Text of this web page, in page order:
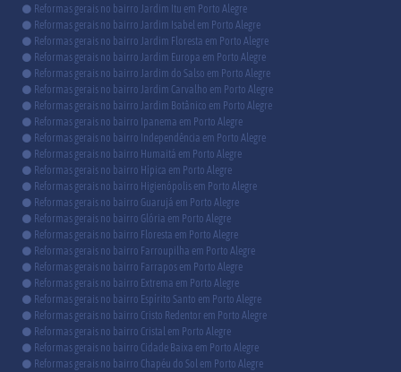
Reformas gerais no bairro Jardim Itu em Porto Alegre
Reformas gerais no bairro Jardim Isabel em Porto Alegre
Reformas gerais no bairro Jardim Floresta em Porto Alegre
Reformas gerais no bairro Jardim Europa em Porto Alegre
Reformas gerais no bairro Jardim do Salso em Porto Alegre
Reformas gerais no bairro Jardim Carvalho em Porto Alegre
Reformas gerais no bairro Jardim Botânico em Porto Alegre
Reformas gerais no bairro Ipanema em Porto Alegre
Reformas gerais no bairro Independência em Porto Alegre
Reformas gerais no bairro Humaitá em Porto Alegre
Reformas gerais no bairro Hípica em Porto Alegre
Reformas gerais no bairro Higienópolis em Porto Alegre
Reformas gerais no bairro Guarujá em Porto Alegre
Reformas gerais no bairro Glória em Porto Alegre
Reformas gerais no bairro Floresta em Porto Alegre
Reformas gerais no bairro Farroupilha em Porto Alegre
Reformas gerais no bairro Farrapos em Porto Alegre
Reformas gerais no bairro Extrema em Porto Alegre
Reformas gerais no bairro Espírito Santo em Porto Alegre
Reformas gerais no bairro Cristo Redentor em Porto Alegre
Reformas gerais no bairro Cristal em Porto Alegre
Reformas gerais no bairro Cidade Baixa em Porto Alegre
Reformas gerais no bairro Chapéu do Sol em Porto Alegre